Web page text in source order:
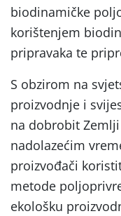
biodinamičke
korištenjem
pripravaka te
S obzirom na
proizvodnje i
na dobrobit
nadolazećim
proizvođači
metode
ekološku